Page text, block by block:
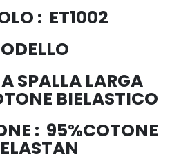
: ET1002
SPALLA LARGA
BIELASTICO
: 95%COTONE